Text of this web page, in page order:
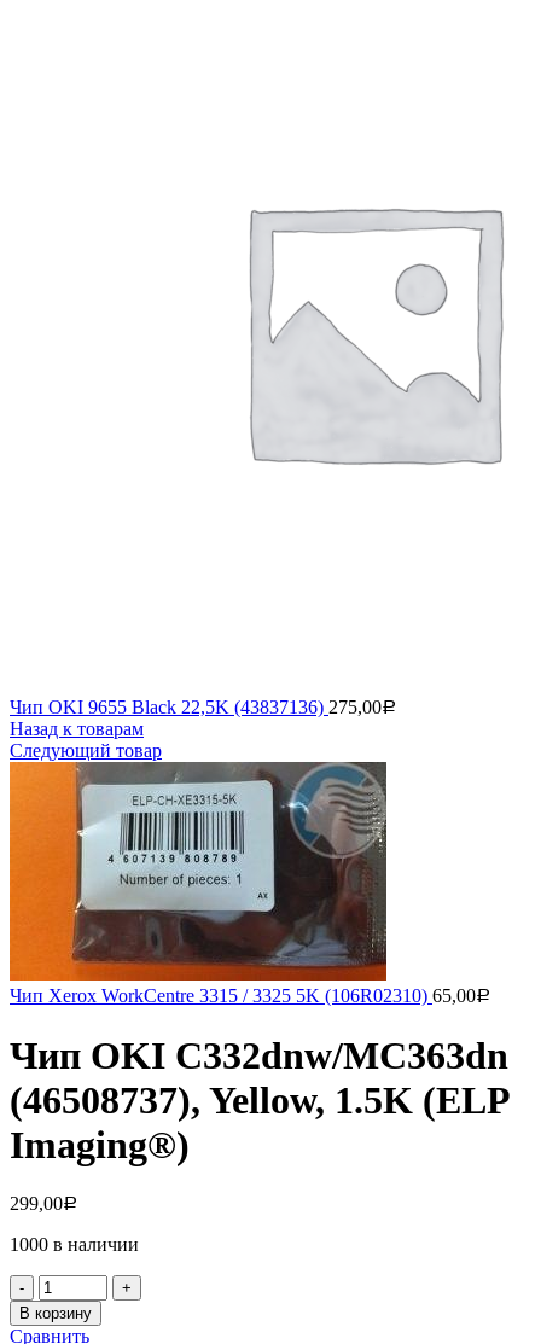
Чип OKI 9655 Black 22,5K (43837136) 275,00Р
Назад к товарам
Следующий товар
Чип Xerox WorkCentre 3315 / 3325 5K (106R02310) 65,00Р
Чип OKI C332dnw/MC363dn
(46508737), Yellow, 1.5K (ELP
Imaging®)
299,00Р
1000 в наличии
Количество
товара
Чип
В корзину
Сравнить